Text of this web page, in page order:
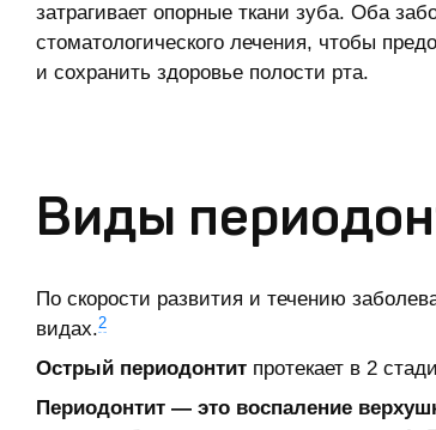
затрагивает опорные ткани зуба. Оба
стоматологического лечения, чтобы
и сохранить здоровье полости рта.
Виды
По скорости развития и течению
видах.2
Острый периодонтит протекает в 2
Периодонтит — это воспаление